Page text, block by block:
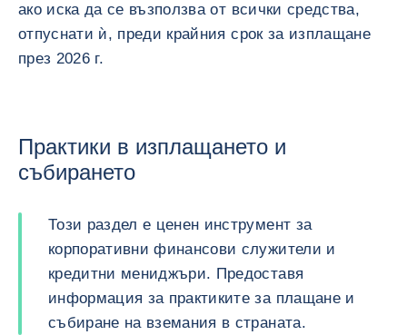
ако иска да се възползва от всички средства,
отпуснати ѝ, преди крайния срок за изплащане
през 2026 г.
Практики в изплащането и
събирането
Този раздел е ценен инструмент за
корпоративни финансови служители и
кредитни мениджъри. Предоставя
информация за практиките за плащане и
събиране на вземания в страната.